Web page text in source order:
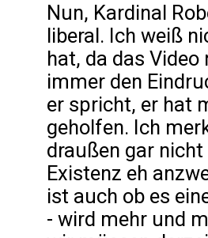
Nun, Kardinal
liberal. Ich weiß
hat, da das
immer den
er spricht, er hat
geholfen. Ich
draußen gar
Existenz eh
ist auch ob es
- wird mehr und